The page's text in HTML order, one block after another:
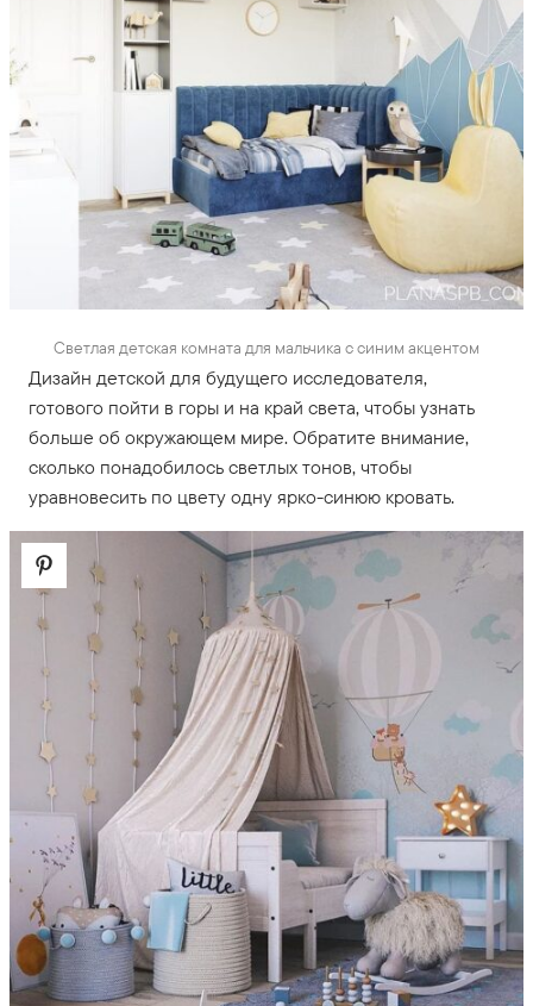
Светлая детская комната для мальчика с синим акцентом
Дизайн детской для будущего исследователя,
готового пойти в горы и на край света, чтобы узнать
больше об окружающем мире. Обратите внимание,
сколько понадобилось светлых тонов, чтобы
уравновесить по цвету одну ярко-синюю кровать.